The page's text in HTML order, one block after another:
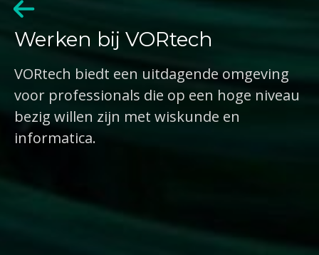
Werken bij VORtech
VORtech biedt een uitdagende omgeving
voor professionals die op een hoge niveau
bezig willen zijn met wiskunde en
informatica.